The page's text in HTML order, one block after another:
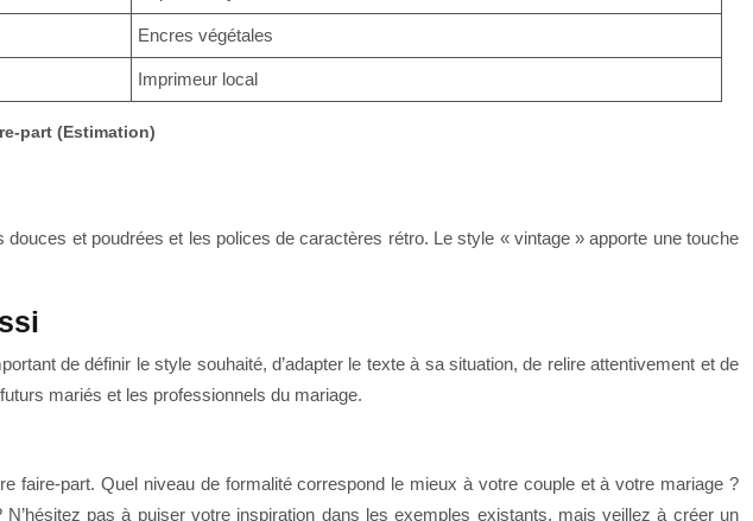
part (Estimation)
Encres végétales
Imprimeur local
et poudrées et les polices de caractères rétro. Le style « vintage » apporte une touche
de définir le style souhaité, d’adapter le texte à sa situation, de relire attentivement et de
mariés et les professionnels du mariage.
part. Quel niveau de formalité correspond le mieux à votre couple et à votre mariage ?
pas à puiser votre inspiration dans les exemples existants, mais veillez à créer un